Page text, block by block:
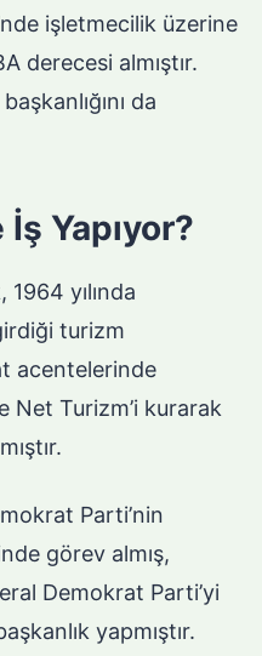
işletmecilik üzerine
derecesi almıştır.
da
Yapıyor?
yılında
turizm
acentelerinde
Net Turizm’i kurarak
Parti’nin
görev almış,
Demokrat Parti’yi
yapmıştır.